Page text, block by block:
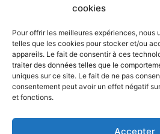
cookies
Pour offrir les meilleures expériences, nous
telles que les cookies pour stocker et/ou
appareils. Le fait de consentir à ces
traiter des données telles que le
uniques sur ce site. Le fait de ne pas
consentement peut avoir un effet négatif
et fonctions.
Accepter
RICHE DE
5 Rue de la Vignotte77540
Téléphone : 06 83